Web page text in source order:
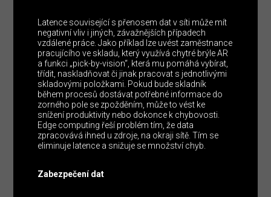
Latence související s přenosem dat v síti může mít
negativní vliv i jiných, závažnějších případech
vzdálené práce. Jako příklad lze uvést zaměstnance
pracujícího ve skladu, který využívá chytré brýle AR
a funkci „pick-by-vision“, která mu pomáhá vybírat,
třídit, naskladňovat či jinak pracovat s jednotlivými
skladovými položkami. Pokud bude skladník
během procesů dostávat potřebné informace do
zorného pole se zpožděním, může to vést ke
snížení produktivity nebo dokonce k chybovosti.
Edge computing řeší problém tím, že data
zpracovává ihned u zdroje, na okraji sítě. Tím se
eliminuje latence a snižuje se množství chyb.
Zabezpečení dat